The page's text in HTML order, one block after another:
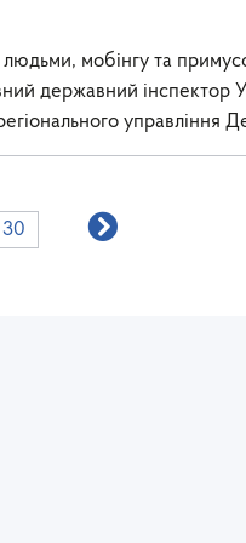
людьми, мобінгу та
державний інспектор
управління
30